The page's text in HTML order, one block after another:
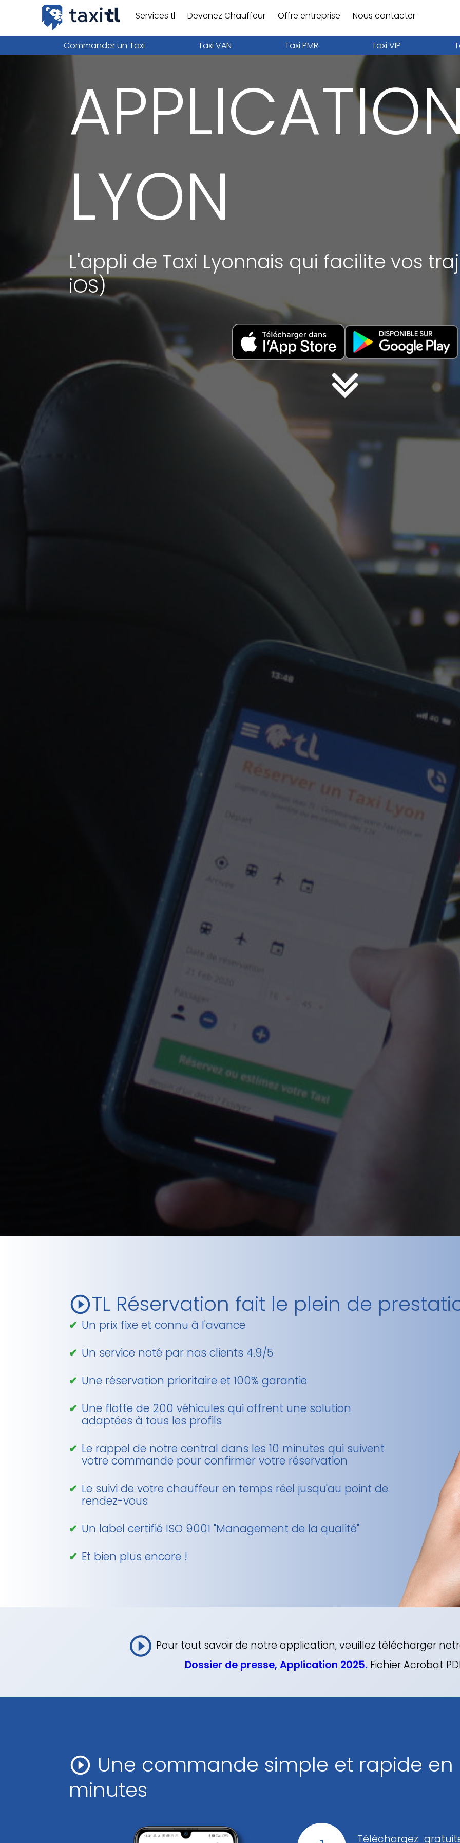
Services tl Devenez Chauffeur Offre entreprise Nous contacter
Commander un Taxi Taxi VAN Taxi PMR Taxi VIP
LYON
L'appli de Taxi Lyonnais qui facilite vos
iOS)
TL Réservation fait le plein de
Un prix fixe et connu à l'avance
Un service noté par nos clients 4.9/5
Une réservation prioritaire et 100% garantie
Une flotte de 200 véhicules qui offrent une solution
adaptées à tous les profils
Le rappel de notre central dans les 10 minutes qui suivent
votre commande pour confirmer votre réservation
Le suivi de votre chauffeur en temps réel jusqu'au point de
rendez-vous
Un label certifié ISO 9001 "Management de la qualité"
Et bien plus encore !
Pour tout savoir de notre application, veuillez télécharger
Dossier de presse, Application 2025. Fichier Acrobat
Une commande simple et rapide en
minutes
Téléchargez